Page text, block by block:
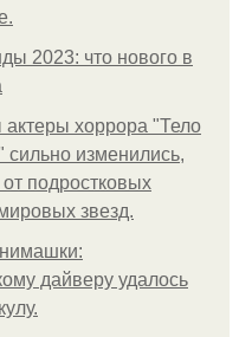
2023: что нового в
актеры хоррора "Тело
изменились,
подростковых
звезд.
дайверу удалось